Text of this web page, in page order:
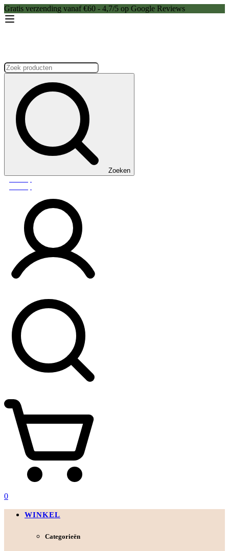
Gratis verzending vanaf €60 - 4,7/5 op Google Reviews
Zoeken:
Zoeken
0
WINKEL
Categorieën